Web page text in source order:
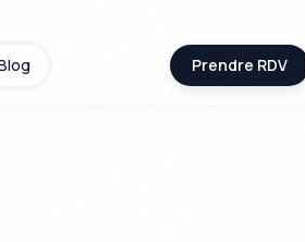
Prendre RDV